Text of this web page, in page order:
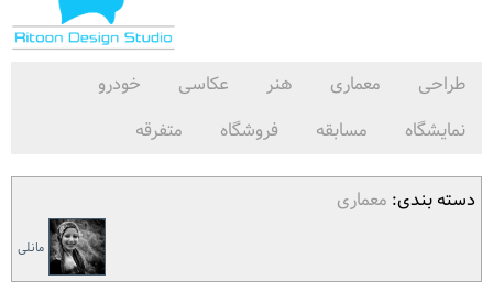
طراحی معماری هنر عکاسی
خودرو
نمایشگاه
مسابقه فروشگاه متفرقه
دسته بندی: معماری
مانلی